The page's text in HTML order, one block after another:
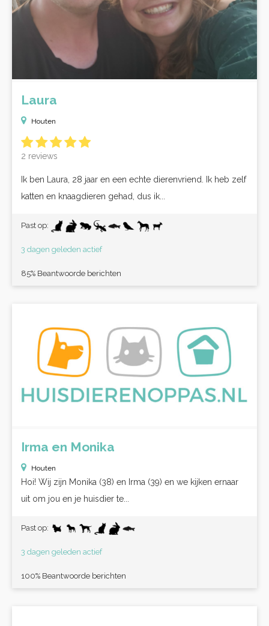
Laura
Houten
2 reviews
Ik ben Laura, 28 jaar en een echte dierenvriend. Ik heb zelf
katten en knaagdieren gehad, dus ik...
Past op:
3 dagen geleden actief
85% Beantwoorde berichten
Irma en Monika
Houten
Hoi! Wij zijn Monika (38) en Irma (39) en we kijken ernaar
uit om jou en je huisdier te...
Past op:
3 dagen geleden actief
100% Beantwoorde berichten